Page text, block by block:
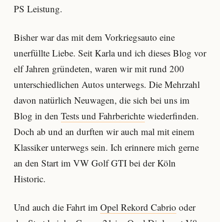
PS Leistung.
Bisher war das mit dem Vorkriegsauto eine
unerfüllte Liebe. Seit Karla und ich dieses Blog vor
elf Jahren gründeten, waren wir mit rund 200
unterschiedlichen Autos unterwegs. Die Mehrzahl
davon natürlich Neuwagen, die sich bei uns im
Blog in den Tests und Fahrberichte wiederfinden.
Doch ab und an durften wir auch mal mit einem
Klassiker unterwegs sein. Ich erinnere mich gerne
an den Start im VW Golf GTI bei der Köln
Historic.
Und auch die Fahrt im Opel Rekord Cabrio oder